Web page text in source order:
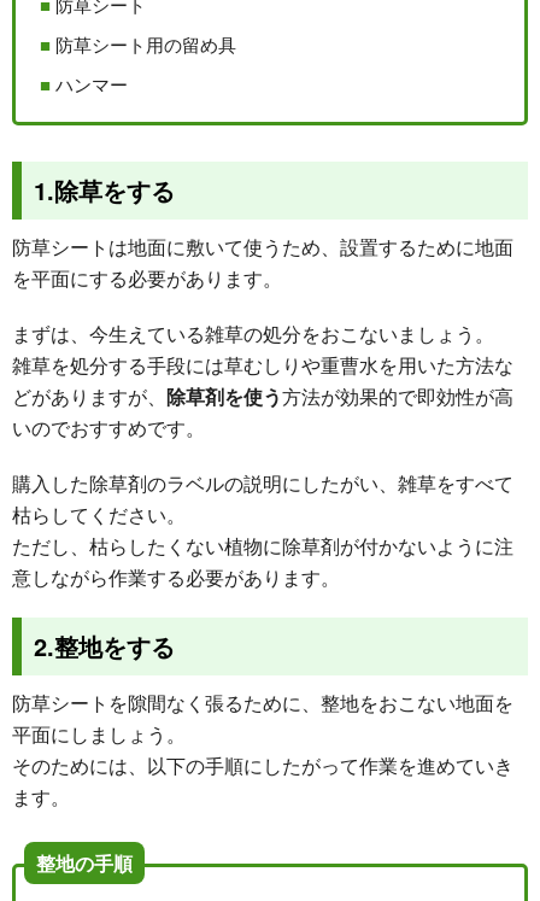
防草シート用の留め具
ハンマー
1.除草をする
防草シートは地面に敷いて使うため、設置するために地面
を平面にする必要があります。
まずは、今生えている雑草の処分をおこないましょう。
雑草を処分する手段には草むしりや重曹水を用いた方法な
どがありますが、 除草剤を使う方法が効果的で即効性が高
いのでおすすめです。
購入した除草剤のラベルの説明にしたがい、雑草をすべて
枯らしてください。
ただし、枯らしたくない植物に除草剤が付かないように注
意しながら作業する必要があります。
2.整地をする
防草シートを隙間なく張るために、整地をおこない地面を
平面にしましょう。
そのためには、以下の手順にしたがって作業を進めていき
ます。
整地の手順